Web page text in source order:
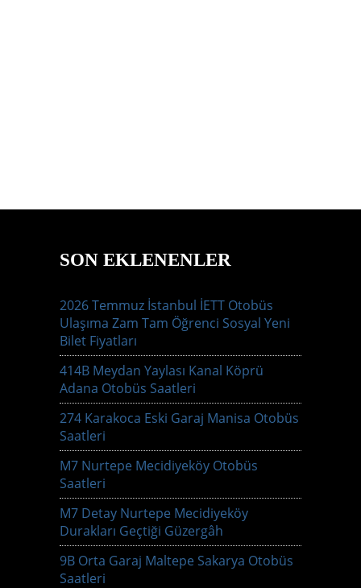
SON EKLENENLER
2026 Temmuz İstanbul İETT Otobüs
Ulaşıma Zam Tam Öğrenci Sosyal Yeni
Bilet Fiyatları
414B Meydan Yaylası Kanal Köprü
Adana Otobüs Saatleri
274 Karakoca Eski Garaj Manisa Otobüs
Saatleri
M7 Nurtepe Mecidiyeköy Otobüs
Saatleri
M7 Detay Nurtepe Mecidiyeköy
Durakları Geçtiği Güzergâh
9B Orta Garaj Maltepe Sakarya Otobüs
Saatleri